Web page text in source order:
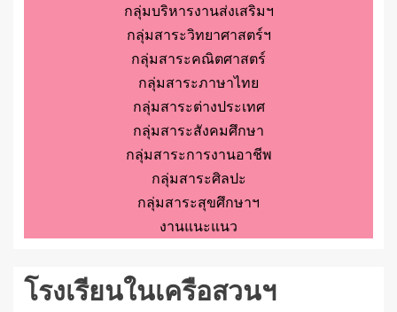
กลุ่มบริหารงานส่งเสริมฯ
กลุ่มสาระวิทยาศาสตร์ฯ
กลุ่มสาระคณิตศาสตร์
กลุ่มสาระภาษาไทย
กลุ่มสาระต่างประเทศ
กลุ่มสาระสังคมศึกษา
กลุ่มสาระการงานอาชีพ
กลุ่มสาระศิลปะ
กลุ่มสาระสุขศึกษาฯ
งานแนะแนว
โรงเรียนในเครือสวนฯ